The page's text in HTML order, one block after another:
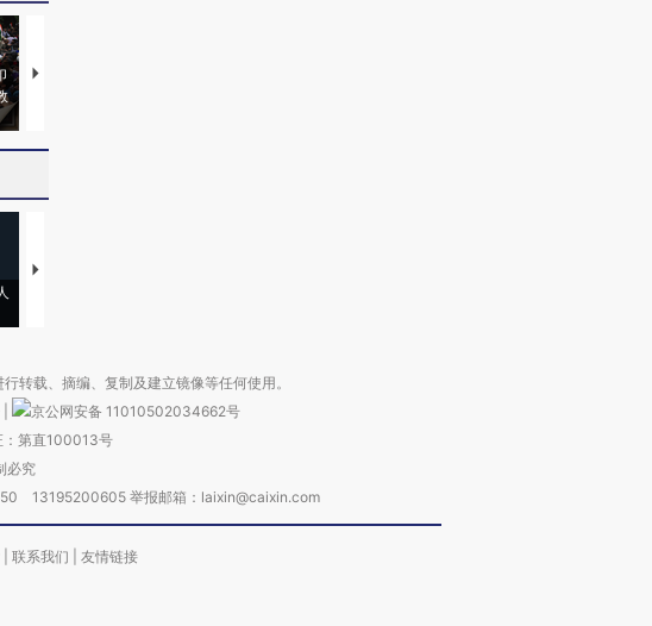
视线｜“入侵”还是“人道危
【推广】走进第四届链博
转载、摘编、复制及建立镜像等任何使用。
京公网安备 11010502034662号
：第直100013号
必究
13195200605 举报邮箱：laixin@caixin.com
联系我们 友情链接